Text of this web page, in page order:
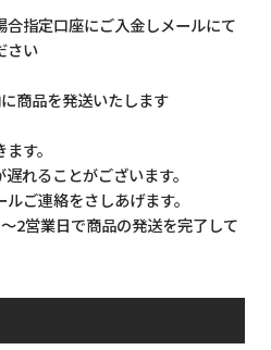
指定口座にご入金しメールにて
さい
商品を発送いたします
す。
れることがございます。
ご連絡をさしあげます。
2営業日で商品の発送を完了して